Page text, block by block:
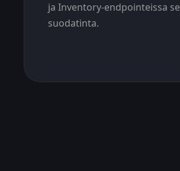
ja Inventory-endpointeissa
suodatinta.